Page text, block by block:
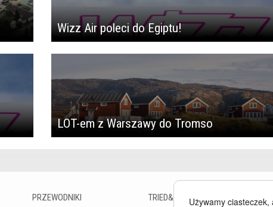
Wizz Air poleci do Egiptu!
LOT-em z Warszawy do Tromso
PRZEWODNIKI TRIED&TESTEDUżywamy